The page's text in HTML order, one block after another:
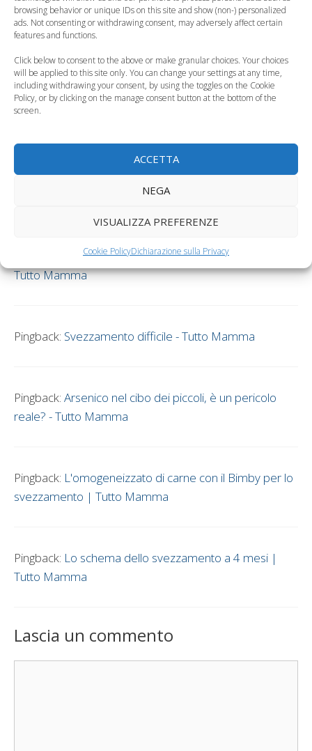
browsing behavior or unique IDs on this site and show (non-) personalized
ads. Not consenting or withdrawing consent, may adversely affect certain
features and functions.
Click below to consent to the above or make granular choices. Your choices
will be applied to this site only. You can change your settings at any time,
including withdrawing your consent, by using the toggles on the Cookie
Policy, or by clicking on the manage consent button at the bottom of the
screen.
ACCETTA
NEGA
VISUALIZZA PREFERENZE
Cookie PolicyDichiarazione sulla Privacy
Pingback:Svezzamento vegetariano e vegano: cosa c’è
da sapere - Tutto Mamma
Pingback:Quando far mangiare il bambino da solo -
Tutto Mamma
Pingback:Svezzamento: quando offrire i biscotti al
Cosa fare se il bambino rifiuta i cibi solidi -
Tutto Mamma
Pingback: Svezzamento difficile - Tutto Mamma
Pingback: Arsenico nel cibo dei piccoli, è un pericolo
reale? - Tutto Mamma
Pingback: L'omogeneizzato di carne con il Bimby per lo
svezzamento | Tutto Mamma
Pingback: Lo schema dello svezzamento a 4 mesi |
Tutto Mamma
Lascia un commento